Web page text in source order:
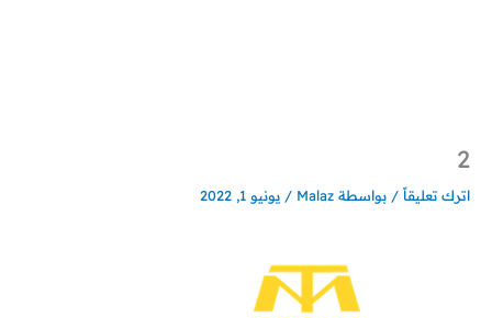
2
اترك تعليقاً / بواسطة Malaz
/ يونيو 1, 2022